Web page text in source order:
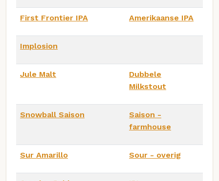
First Frontier IPA Amerikaanse IPA
Implosion
Jule Malt
Dubbele
Milkstout
Snowball Saison
Saison -
farmhouse
Sur Amarillo Sour - overig